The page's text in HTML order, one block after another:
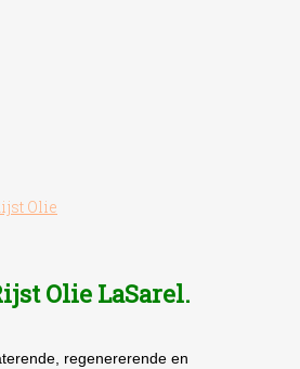
Olie
Olie LaSarel.
regenererende en